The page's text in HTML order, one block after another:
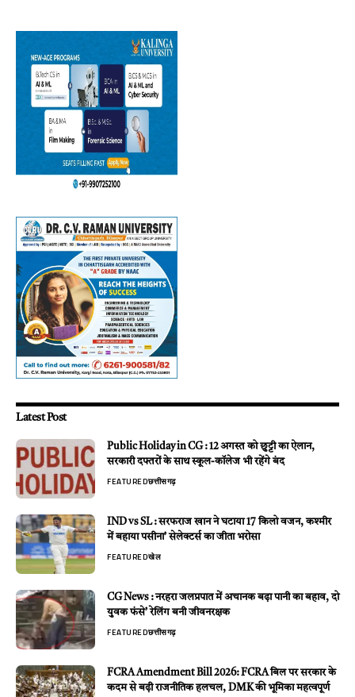
Latest Post
Public Holiday in CG : 12 अगस्त को छुट्टी का ऐलान,
सरकारी दफ्तरों के साथ स्कूल-कॉलेज भी रहेंगे बंद
FEATUREDछत्तीसगढ़
IND vs SL : सरफराज खान ने घटाया 17 किलो वजन, कश्मीर
में बहाया पसीना’ सेलेक्टर्स का जीता भरोसा
FEATUREDखेल
CG News : नरहरा जलप्रपात में अचानक बढ़ा पानी का बहाव, दो
युवक फंसे’ रेलिंग बनी जीवनरक्षक
FEATUREDछत्तीसगढ़
FCRA Amendment Bill 2026: FCRA बिल पर सरकार के
कदम से बढ़ी राजनीतिक हलचल, DMK की भूमिका महत्वपूर्ण